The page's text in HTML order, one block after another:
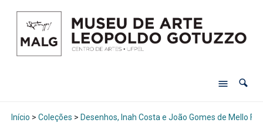
Início > Coleções > Desenhos, Inah Costa e João Gomes de Mello